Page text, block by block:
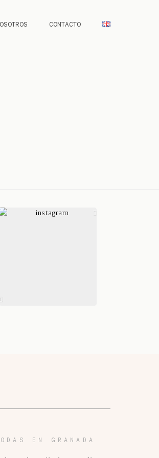
CONTACTO
EN GRANADA